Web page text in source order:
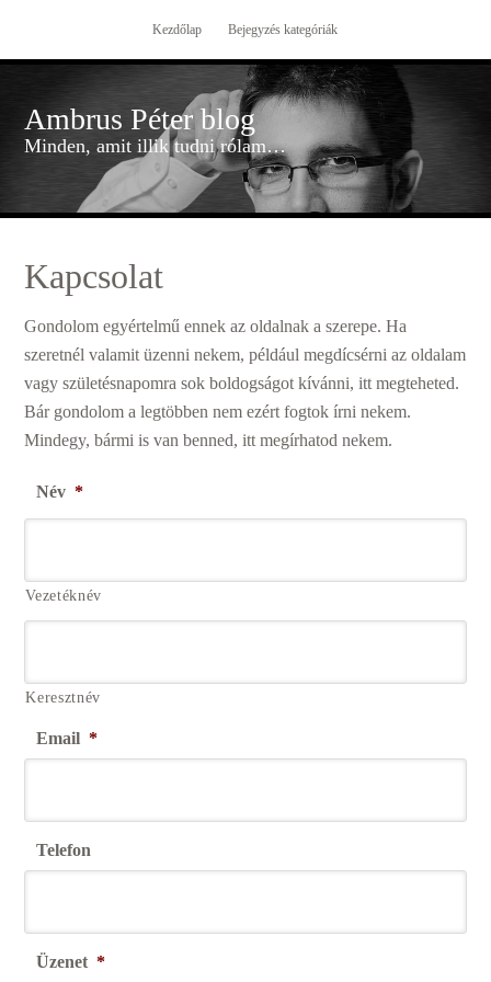
Kezdőlap Bejegyzés kategóriák
Ambrus Péter blog
Minden, amit illik tudni rólam…
Kapcsolat
Gondolom egyértelmű ennek az oldalnak a szerepe. Ha
szeretnél valamit üzenni nekem, például megdícsérni az oldalam
vagy születésnapomra sok boldogságot kívánni, itt megteheted.
Bár gondolom a legtöbben nem ezért fogtok írni nekem.
Mindegy, bármi is van benned, itt megírhatod nekem.
Név *
Vezetéknév
Keresztnév
Email *
Telefon
Üzenet *